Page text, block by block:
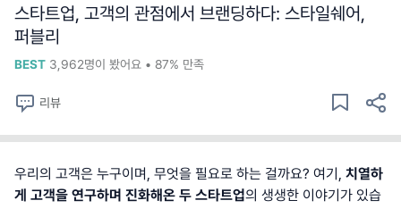
스타트업, 고객의 관점에서 브랜딩하다: 스타일쉐어,
퍼블리
BEST 3,962명이 봤어요 • 87% 만족
리뷰
우리의 고객은 누구이며, 무엇을 필요로 하는 걸까요? 여기, 치열하
게 고객을 연구하며 진화해온 두 스타트업의 생생한 이야기가 있습